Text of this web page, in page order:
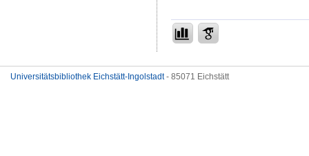
Universitätsbibliothek Eichstätt-Ingolstadt- 85071 Eichstätt